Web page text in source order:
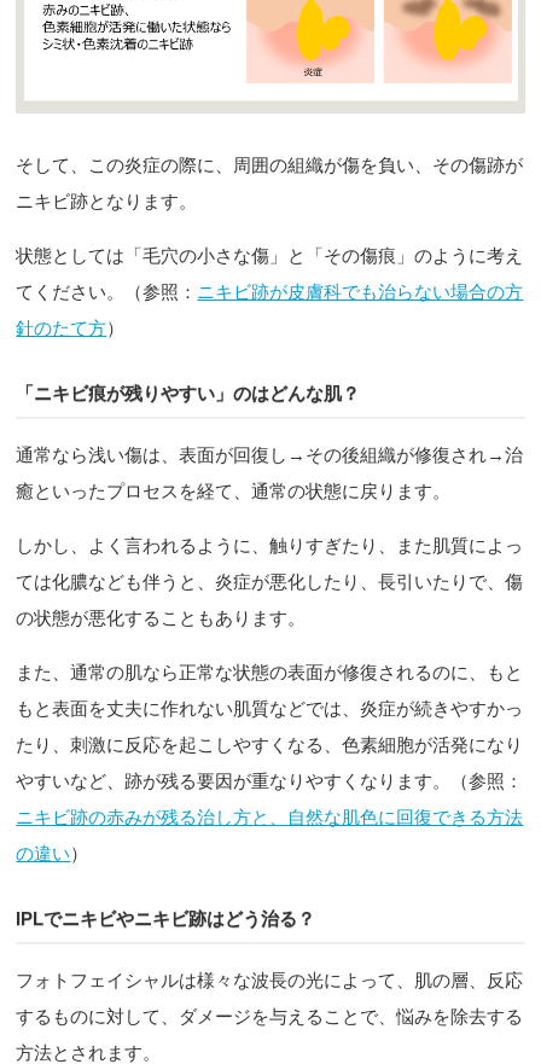
そして、この炎症の際に、周囲の組織が傷を負い、その傷跡が
ニキビ跡となります。
状態としては「毛穴の小さな傷」と「その傷痕」のように考え
てください。（参照： ニキビ跡が皮膚科でも治らない場合の方
針のたて方）
「ニキビ痕が残りやすい」のはどんな肌？
通常なら浅い傷は、表面が回復し→その後組織が修復され→治
癒といったプロセスを経て、通常の状態に戻ります。
しかし、よく言われるように、触りすぎたり、また肌質によっ
ては化膿なども伴うと、炎症が悪化したり、長引いたりで、傷
の状態が悪化することもあります。
また、通常の肌なら正常な状態の表面が修復されるのに、もと
もと表面を丈夫に作れない肌質などでは、炎症が続きやすかっ
たり、刺激に反応を起こしやすくなる、色素細胞が活発になり
やすいなど、跡が残る要因が重なりやすくなります。（参照：
ニキビ跡の赤みが残る治し方と、自然な肌色に回復できる方法
の違い）
IPLでニキビやニキビ跡はどう治る？
フォトフェイシャルは様々な波長の光によって、肌の層、反応
するものに対して、ダメージを与えることで、悩みを除去する
方法とされます。